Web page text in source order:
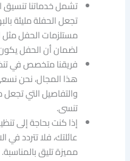
تشمل خدماتنا تنسيق
تجعل الحفلة مليئة
مستلزمات الحفل مثل
لضمان أن الحفل
فريقنا متخصص في
هذا المجال، نحن
والتفاصيل التي تجعل
تنسى.
إذا كنت بحاجة إلى
عائلتك، فلا تتردد
مميزة تليق بالمناسبة.